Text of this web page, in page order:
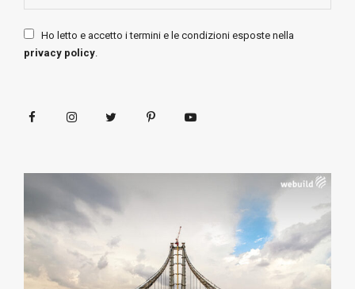
Ho letto e accetto i termini e le condizioni esposte nella
privacy policy.